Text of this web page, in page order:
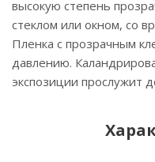
высокую степень
стеклом или окном, со
Пленка с прозрачным
давлению.
экспозиции прослужит